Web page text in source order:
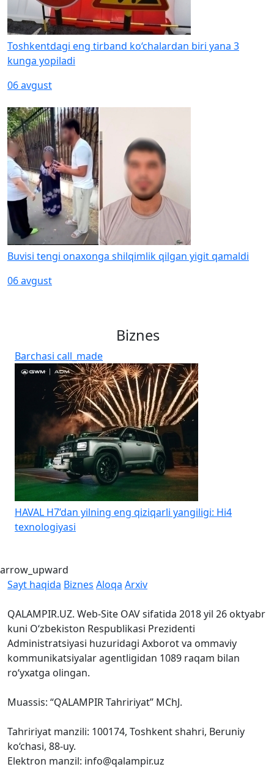
Toshkentdagi eng tirband ko‘chalardan biri yana 3
kunga yopiladi
06 avgust
Buvisi tengi onaxonga shilqimlik qilgan yigit qamaldi
06 avgust
Biznes
Barchasi call_made
HAVAL H7’dan yilning eng qiziqarli yangiligi: Hi4
texnologiyasi
arrow_upward
Sayt haqida Biznes Aloqa Arxiv
QALAMPIR.UZ. Web-Site OAV sifatida 2018 yil 26 oktyabr
kuni O‘zbekiston Respublikasi Prezidenti
Administratsiyasi huzuridagi Axborot va ommaviy
kommunikatsiyalar agentligidan 1089 raqam bilan
ro‘yxatga olingan.
Muassis: “QALAMPIR Tahririyat” MChJ.
Tahririyat manzili: 100174, Toshkent shahri, Beruniy
ko‘chasi, 88-uy.
Elektron manzil: info@qalampir.uz